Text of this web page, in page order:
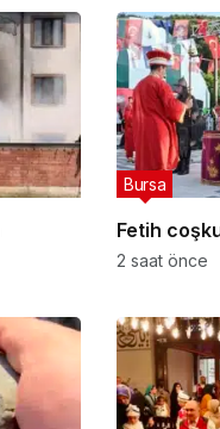
Fetih
Bursa
2 saat önce